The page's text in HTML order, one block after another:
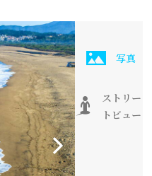
写真
ストリー
トビュー